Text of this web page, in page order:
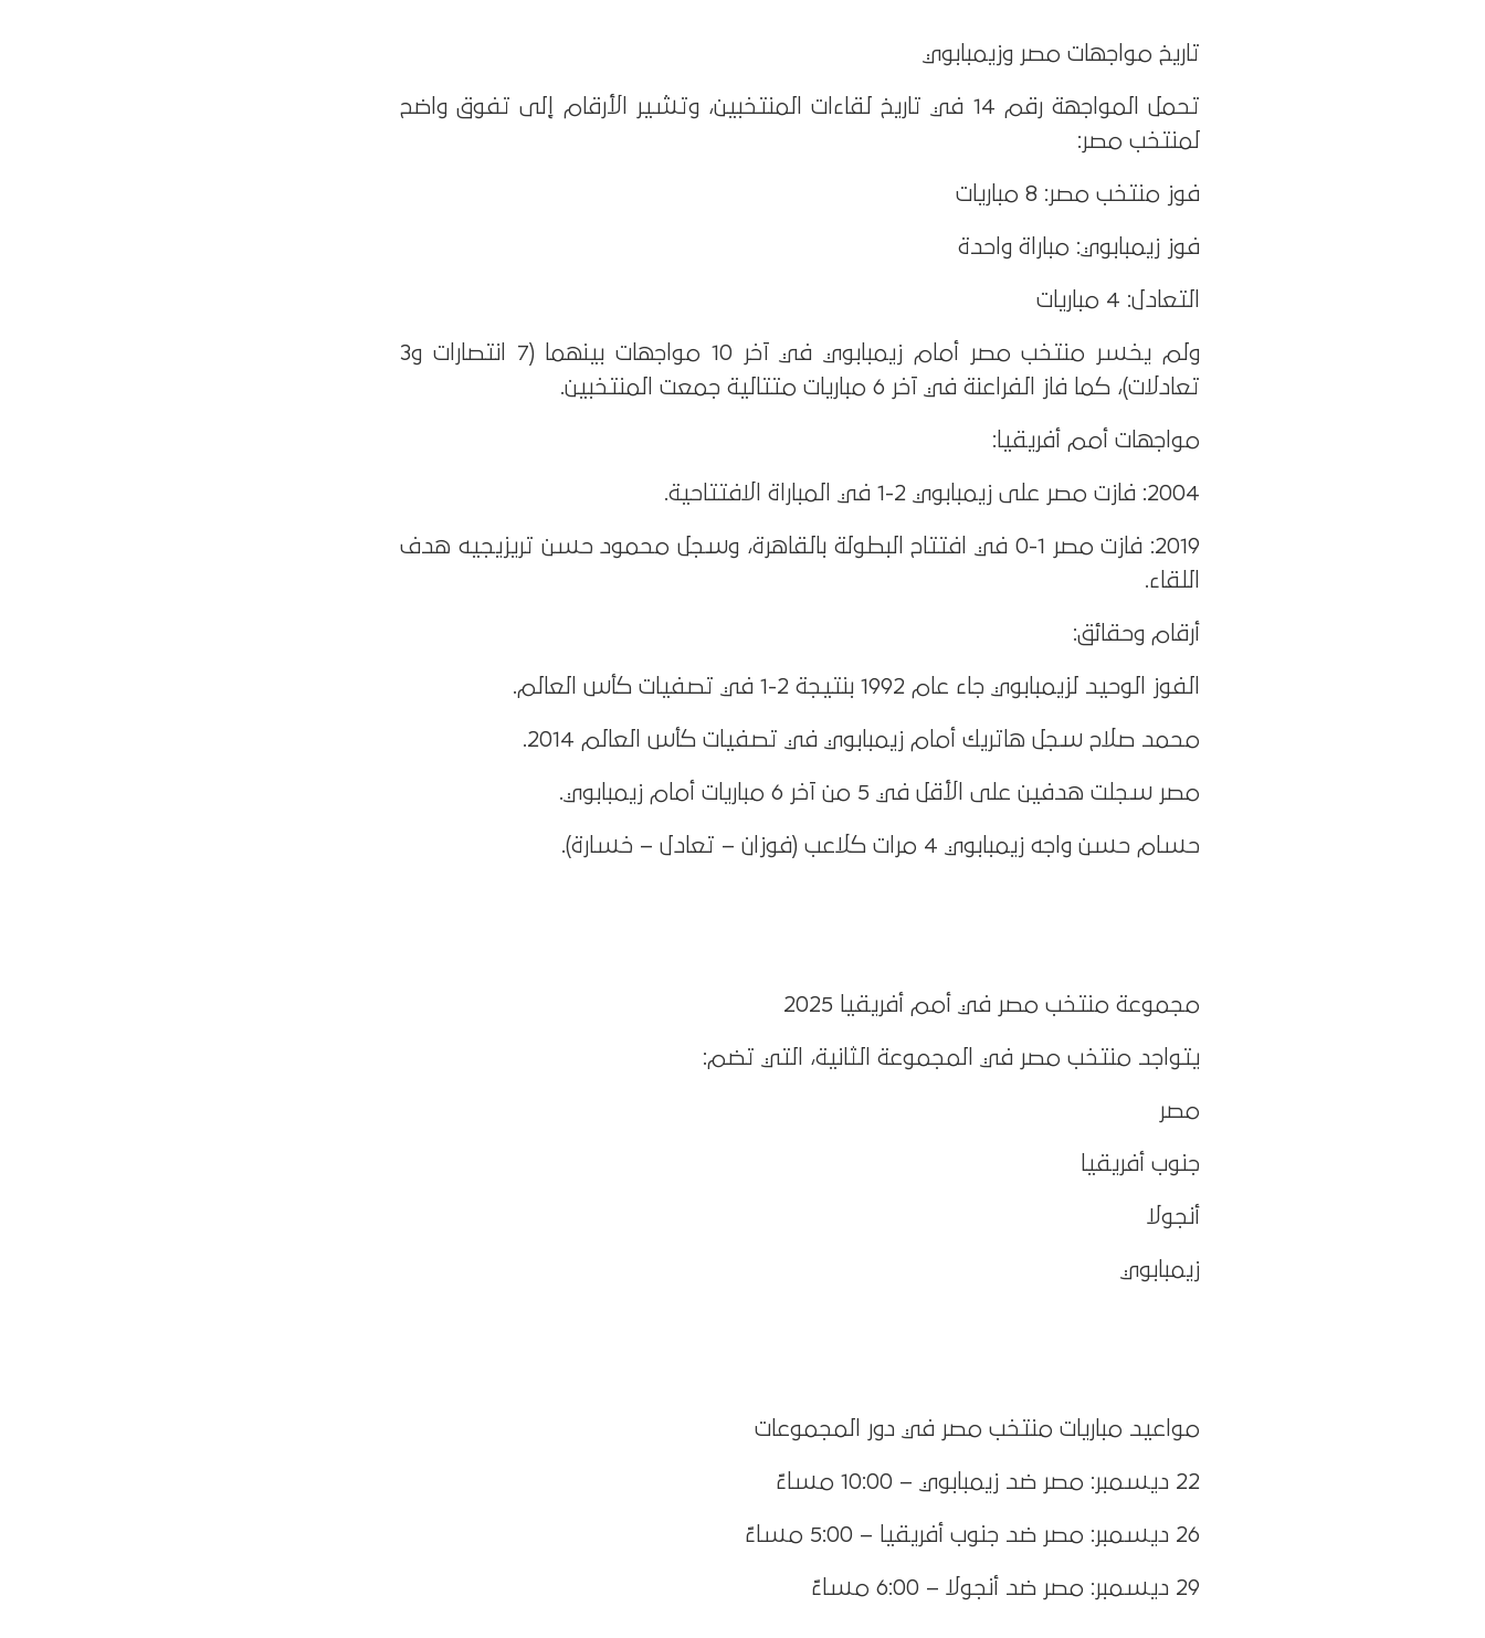
تاريخ مواجهات مصر وزيمبابوي
تحمل المواجهة رقم 14 في تاريخ لقاءات المنتخبين، وتشير الأرقام إلى تفوق واضح
لمنتخب مصر:
فوز منتخب مصر: 8 مباريات
فوز زيمبابوي: مباراة واحدة
التعادل: 4 مباريات
ولم يخسر منتخب مصر أمام زيمبابوي في آخر 10 مواجهات بينهما (7 انتصارات و3
تعادلات)، كما فاز الفراعنة في آخر 6 مباريات متتالية جمعت المنتخبين.
مواجهات أمم أفريقيا:
2004: فازت مصر على زيمبابوي 2-1 في المباراة الافتتاحية.
2019: فازت مصر 1-0 في افتتاح البطولة بالقاهرة، وسجل محمود حسن تريزيجيه هدف
اللقاء.
أرقام وحقائق:
الفوز الوحيد لزيمبابوي جاء عام 1992 بنتيجة 2-1 في تصفيات كأس العالم.
محمد صلاح سجل هاتريك أمام زيمبابوي في تصفيات كأس العالم 2014.
مصر سجلت هدفين على الأقل في 5 من آخر 6 مباريات أمام زيمبابوي.
حسام حسن واجه زيمبابوي 4 مرات كلاعب (فوزان – تعادل – خسارة).
مجموعة منتخب مصر في أمم أفريقيا 2025
يتواجد منتخب مصر في المجموعة الثانية، التي تضم:
مصر
جنوب أفريقيا
أنجولا
زيمبابوي
مواعيد مباريات منتخب مصر في دور المجموعات
22 ديسمبر: مصر ضد زيمبابوي – 10:00 مساءً
26 ديسمبر: مصر ضد جنوب أفريقيا – 5:00 مساءً
29 ديسمبر: مصر ضد أنجولا – 6:00 مساءً